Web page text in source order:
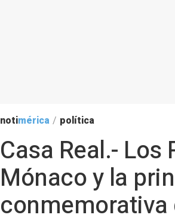
notimérica / política
Casa Real.-
Mónaco y la